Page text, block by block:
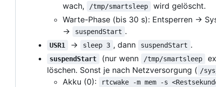
wach,
/tmp/smartsleep
wird gelöscht.
Warte-Phase (bis 30 s): Entsperren →
→
suspendStart .
USR1 → sleep 3 , dann suspendStart .
suspendStart (nur wenn /tmp/smartsleep
löschen. Sonst je nach Netzversorgung ( /
Akku (0):
rtcwake -m mem -s